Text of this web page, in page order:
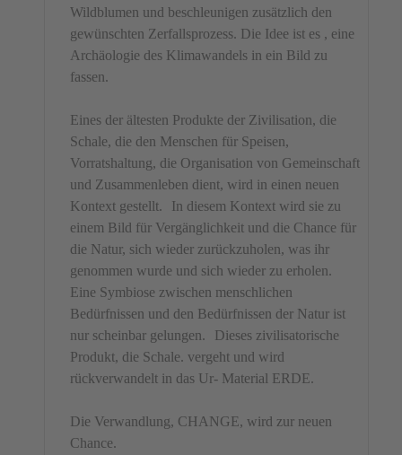
Wildblumen und beschleunigen zusätzlich den
gewünschten Zerfallsprozess. Die Idee ist es , eine
Archäologie des Klimawandels in ein Bild zu
fassen.
Eines der ältesten Produkte der Zivilisation, die
Schale, die den Menschen für Speisen,
Vorratshaltung, die Organisation von Gemeinschaft
und Zusammenleben dient, wird in einen neuen
Kontext gestellt. In diesem Kontext wird sie zu
einem Bild für Vergänglichkeit und die Chance für
die Natur, sich wieder zurückzuholen, was ihr
genommen wurde und sich wieder zu erholen.
Eine Symbiose zwischen menschlichen
Bedürfnissen und den Bedürfnissen der Natur ist
nur scheinbar gelungen. Dieses zivilisatorische
Produkt, die Schale. vergeht und wird
rückverwandelt in das Ur- Material ERDE.
Die Verwandlung, CHANGE, wird zur neuen
Chance.